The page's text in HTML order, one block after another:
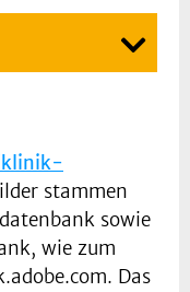
stammen
sowie
wie zum
Das